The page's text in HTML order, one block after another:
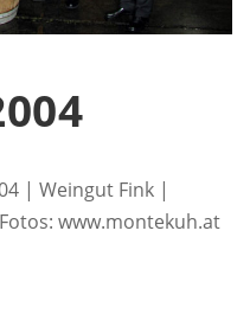
| Weingut Fink |
www.montekuh.at